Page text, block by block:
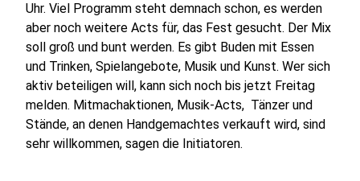
Uhr. Viel Programm steht demnach schon, es werden
aber noch weitere Acts für, das Fest gesucht. Der Mix
soll groß und bunt werden. Es gibt Buden mit Essen
und Trinken, Spielangebote, Musik und Kunst. Wer sich
aktiv beteiligen will, kann sich noch bis jetzt Freitag
melden. Mitmachaktionen, Musik-Acts, Tänzer und
Stände, an denen Handgemachtes verkauft wird, sind
sehr willkommen, sagen die Initiatoren.